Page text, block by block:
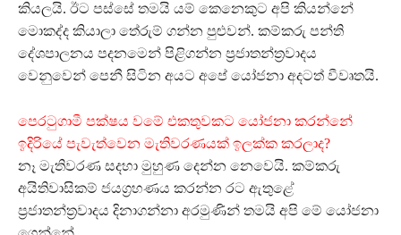
කියලයි. ඊට පස්සේ තමයි යම් කෙනෙකුට අපි කියන්නේ
මොකද්ද කියාලා තේරුම් ගන්න පුළුවන්. කම්කරු පන්ති
දේශපාලනය පදනමෙන් පිළිගන්න ප‍්‍රජාතන්ත‍්‍රවාදය
වෙනුවෙන් පෙනී සිටින අයට අපේ යෝජනා අදටත් වීවෘතයි.
පෙරටුගාමී පක්ෂය වමේ එකතුවකට යෝජනා කරන්නේ
ඉදිරියේ පැවැත්වෙන මැතිවරණයක් ඉලක්ක කරලාද?
නෑ මැතිවරණ සදහා මුහුණ දෙන්න නෙවෙයි. කම්කරු
අයිතිවාසිකම් ජයග‍්‍රහණය කරන්න රට ඇතුළේ
ප‍්‍රජාතන්ත‍්‍රවාදය දිනාගන්නා අරමුණින් තමයි අපි මේ යෝජනා